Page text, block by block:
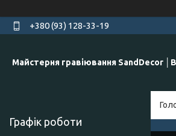
+380 (93) 128-33-19
Майстерня гравіювання SandDecor
Графік роботи